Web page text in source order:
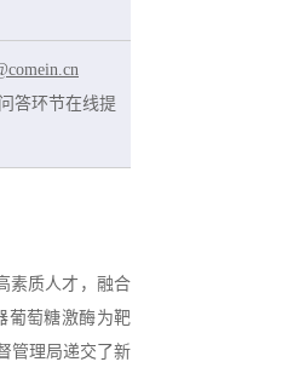
答环节在线提
素质人才，融合
葡萄糖激酶为靶
管理局递交了新